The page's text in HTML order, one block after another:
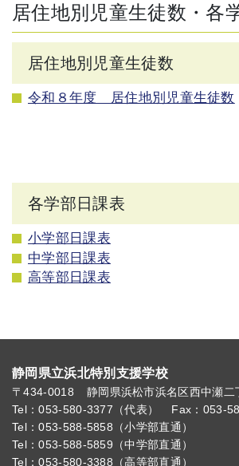
居住地別児童生徒数・各
居住地別児童生徒数
令和８年度 居住地別児童生徒数
各学部日課表
小学部日課表
中学部日課表
高等部日課表
静岡県立浜北特別支援学校
〒434-0018
静岡県浜松市浜名区西中瀬二
Tel：053-580-3377（代表）
Fax：053-
Tel：053-588-5858（小学部直通）
Tel：053-588-5859（中学部直通）
Tel：053-580-3388（高等部直通）